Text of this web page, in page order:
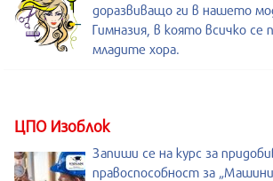
доразвиващо ги в нашето
Гимназия, в която всичко се
младите хора.
ЦПО Изоблок
Запиши се на курс за
правоспособност за